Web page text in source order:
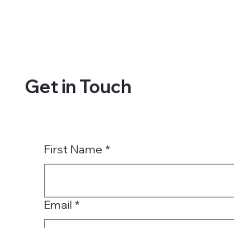
Get in Touch
First Name *
Email *